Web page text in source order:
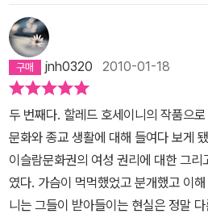
의 스펙터클을 떠올려보면책 읽는 내내
들었다. 영화로 만들어졌다는데 이유
터클때문이 아니라 아프가니스탄인들
줄 하나의 전령으로서라도 이 책은 아주
지 모른다.
실)은 아프가니스탄의 동쪽, 그러니까
지도를 보고서야 그들의 상황이 이해되
아버지를 둔 덕분에 아프가니스탄에서
에게는 자신보다 한 살 어린 하인 하산
르가 아무리 고약한 짓을 해도 하산의
나 아쉽게도 하산은 하자르인이다. 아
상이 수니파로, 시아파인 하자르인은
를 살펴보면 이런 소수민족들이 인간
다하다. 게다가 하산은 언청이로 태어
마자 도망가 버렸다. 비록 그가 부잣집
jnh0320 2010-01-18
두 번째다. 할레드 호세이니의 작품으
문화와 종교 생활에 대해 들여다 보게
이슬람문화권의 여성 권리에 대한 그리
였다. 가슴이 먹먹했었고 분개했고 이
니는 그들이 받아들이는 현실은 정말